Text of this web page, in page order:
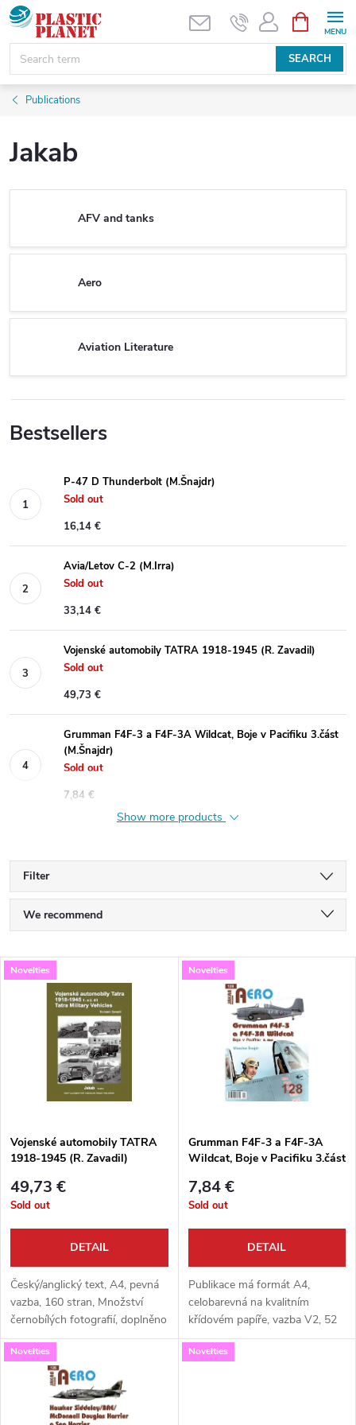
Skip
content
SEARCH
CART
Publications
Jakab
AFV and tanks
Aero
Aviation Literature
Bestsellers
P-47 D Thunderbolt (M.Šnajdr)
Sold out
16,14 €
Avia/Letov C-2 (M.Irra)
Sold out
33,14 €
Vojenské automobily TATRA 1918-1945 (R. Zavadil)
Sold out
49,73 €
Grumman F4F-3 a F4F-3A Wildcat, Boje v Pacifiku 3.část
(M.Šnajdr)
Sold out
7,84 €
Show more products
Filter
P
r
t
s
o
r
t
i
We recommend
Most expensive
Bestsellers
Alphabetically
L
o
f
p
o
d
u
Novelties
Vojenské automobily TATRA
1918-1945 (R. Zavadil)
49,73 €
Sold out
DETAIL
Český/anglický text, A4, pevná
vazba, 160 stran, Množství
černobílých fotografií, doplněno
barevnými fotografiemi
vybraných muzejních exponátů,
ukázky výrobních výkresů.
Novelties
Grumman F4F-3 a F4F-3A
Wildcat, Boje v Pacifiku 3.část
7,84 €
Sold out
DETAIL
Publikace má formát A4,
celobarevná na kvalitním
křídovém papíře, vazba V2, 52
stran, množství foto , barevné
bokorysy.
Novelties Novelties